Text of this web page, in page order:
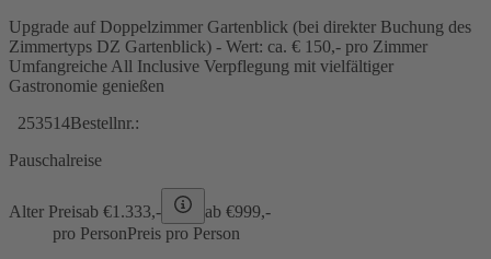
Upgrade auf Doppelzimmer Gartenblick (bei direkter Buchung des
Zimmertyps DZ Gartenblick) - Wert: ca. € 150,- pro Zimmer
Umfangreiche All Inclusive Verpflegung mit vielfältiger
Gastronomie genießen
253514Bestellnr.:
Pauschalreise
Alter Preisab €1.333,- ab €999,-
pro PersonPreis pro Person